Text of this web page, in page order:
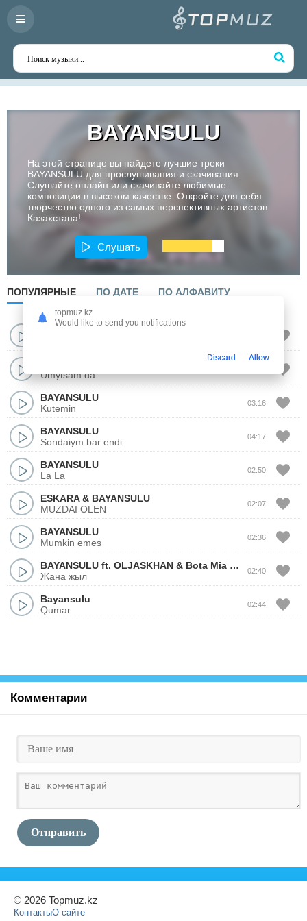
BAYANSULU
На этой странице вы найдете лучшие треки
BAYANSULU для прослушивания и скачивания.
Слушайте онлайн или скачивайте любимые
композиции в высоком качестве. Откройте для себя
творчество одного из самых перспективных артистов
Казахстана!
Слушать
ПОПУЛЯРНЫЕ ПО ДАТЕ ПО АЛФАВИТУ
Umytsam da
BAYANSULU
Kutemin
03:16
BAYANSULU
Sondaiym bar endi
04:17
BAYANSULU
La La
02:50
ESKARA& BAYANSULU
MUZDAI OLEN
02:07
BAYANSULU
Mumkin emes
02:36
BAYANSULU ft. OLJASKHAN & Bota Mia
Nurbolkhan
Жана жыл
02:40
Bayansulu
Qumar
02:44
Комментарии
Отправить
© 2026 Topmuz.kz
КонтактыО сайте
topmuz.kz
Would like to send you notifications
Discard Allow